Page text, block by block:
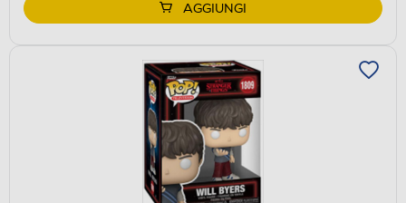
AGGIUNGI